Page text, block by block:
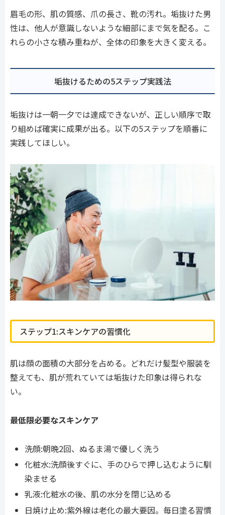
眉毛の形、肌の質感、爪の長さ、靴の汚れ。垢抜けた男
性は、他人が意識しないような細部にまで気を配る。こ
れらの小さな積み重ねが、全体の印象を大きく変える。
垢抜けるための5ステップ実践法
垢抜けは一朝一夕では達成できないが、正しい順序で取
り組めば確実に成果が出る。以下の5ステップを順番に
実践してほしい。
ステップ1:スキンケアの習慣化
肌は顔の面積の大部分を占める。どれだけ髪型や服装を
整えても、肌が荒れていては垢抜けた印象は得られな
い。
最低限必要なスキンケア
洗顔:朝晩2回、ぬるま湯で優しく洗う
化粧水:洗顔後すぐに、手のひらで押し込むように馴
染ませる
乳液:化粧水の後、肌の水分を閉じ込める
日焼け止め:紫外線は老化の最大要因。毎日塗る習慣